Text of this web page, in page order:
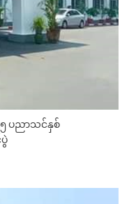
ပညာသင်နှစ်